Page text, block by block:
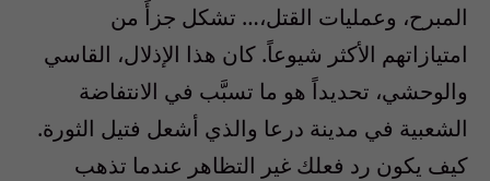
المبرح، وعمليات القتل،… تشكل جزأً من
امتيازاتهم الأكثر شيوعاً. كان هذا الإذلال، القاسي
والوحشي، تحديداً هو ما تسبَّب في الانتفاضة
الشعبية في مدينة درعا والذي أشعل فتيل الثورة.
كيف يكون رد فعلك غير التظاهر عندما تذهب